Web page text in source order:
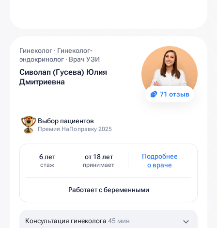
71 отзыв
Гинеколог · Гинеколог-
эндокринолог · Врач УЗИ
Сиволап (Гусева) Юлия
Дмитриевна
Выбор пациентов
Премия НаПоправку 2025
6 лет
стаж
от 18 лет
принимает
Подробнее
о враче
Работает с беременными
Консультация гинеколога 45 мин